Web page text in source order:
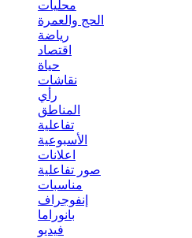
محليات
الحج والعمرة
رياضة
اقتصاد
حياة
نقاشات
رأي
المناطق
تفاعلية
الأسبوعية
اعلانات
صور تفاعلية
مناسبات
إنفوجراف
بانوراما
فيديو